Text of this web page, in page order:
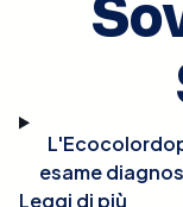
esame
flusso
Leggi di più